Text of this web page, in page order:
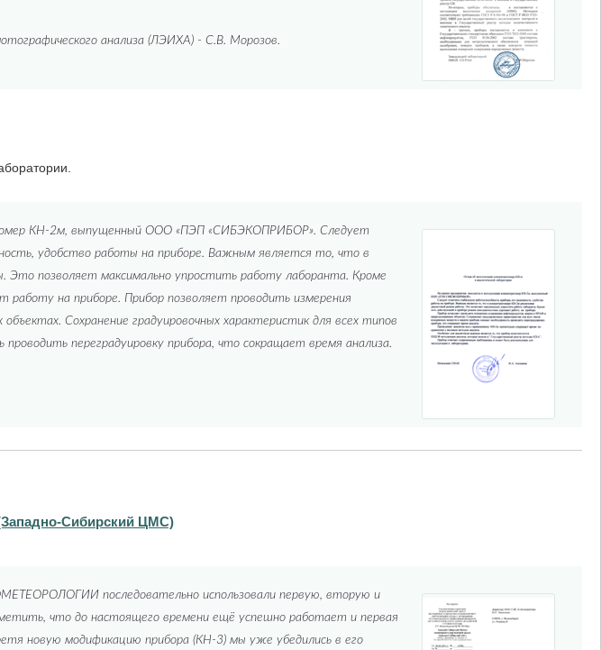
анализа (ЛЭИХА) - С.В. Морозов.
КН-2м, выпущенный ООО «ПЭП «СИБЭКОПРИБОР». Следует
удобство работы на приборе. Важным является то, что в
позволяет максимально упростить работу лаборанта. Кроме
на приборе. Прибор позволяет проводить измерения
Сохранение градуировочных характеристик для всех типов
переградуировку прибора, что сокращает время анализа.
Сибирский ЦМС)
последовательно использовали первую, вторую и
что до настоящего времени ещё успешно работает и первая
новую модификацию прибора (КН-3) мы уже убедились в его